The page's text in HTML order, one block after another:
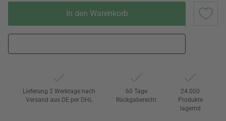
In den Warenkorb
Lieferung 2 Werktage nach
Versand aus DE per DHL
60 Tage
Rückgaberecht
24.000
Produkte
lagernd